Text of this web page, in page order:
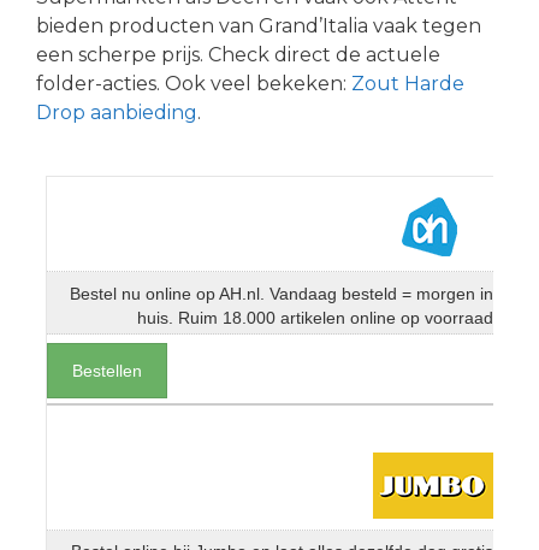
bieden producten van Grand’Italia vaak tegen
een scherpe prijs. Check direct de actuele
folder-acties. Ook veel bekeken: Zout Harde
Drop aanbieding.
Bestel nu online op AH.nl. Vandaag besteld = morgen in
huis. Ruim 18.000 artikelen online op voorraad
Bestellen